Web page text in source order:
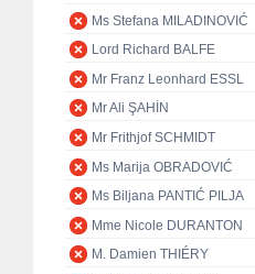
Ms Stefana MILADINOVIĆ
Lord Richard BALFE
Mr Franz Leonhard ESSL
Mr Ali ŞAHİN
Mr Frithjof SCHMIDT
Ms Marija OBRADOVIĆ
Ms Biljana PANTIĆ PILJA
Mme Nicole DURANTON
M. Damien THIÉRY